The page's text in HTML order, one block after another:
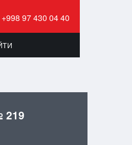
+998 97 430 04 40
219